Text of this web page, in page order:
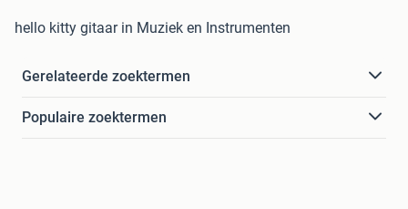
hello kitty gitaar in Muziek en Instrumenten
Gerelateerde zoektermen
Populaire zoektermen